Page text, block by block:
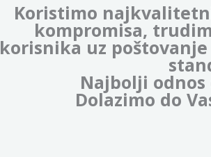
Koristimo
kompromisa,
korisnika uz
Najbolji
Dolazimo do